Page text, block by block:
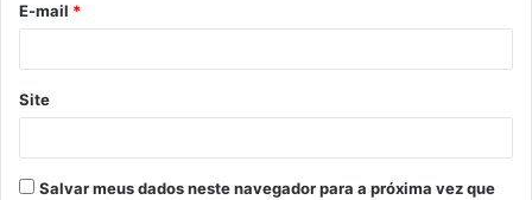
*
E-mail *
Site
Salvar meus dados neste navegador para a próxima vez que